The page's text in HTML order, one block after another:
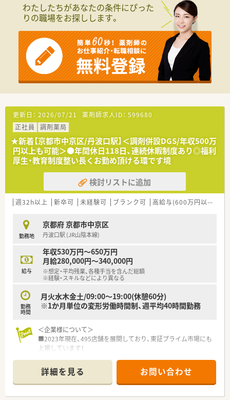
＜ 薬局紹介 ＞
■地下鉄丸太町駅より徒歩5分の好立地！街の雰囲気に合わせた
落ち着いた雰囲気の、大変綺麗でおしゃれな薬局です。
■内科・小児科・皮膚科の処方箋をメインに応需しています！
■幅広い年代の患者様がお越しになられるため、清潔感があり明
るくポップな店内です。
■18時までの開局です！残業時間は月平均10時間と少なめ♪お
仕事おわりの時間も確保できます！
＼ おすすめポイント ／
方、美容皮膚科に携わりたい方にもお勧めです
■完全週休2日制・年間休日112日とプライベートも充実できる
環境です◎
■転居を伴う転勤はございません！腰を据えてご勤務したい方に
もオススメ！
■弊社からのご紹介実績もある、安心の企業様です。ご入職日は
お気軽にご相談ください。
わたしたちがあなたの条件にぴった
りの職場をお探しします。
更新日： 2026/07/21 薬剤師求人ID： 599680
正社員
調剤薬局
★新着【京都市中京区/丹波口駅】＜調剤併設DGS/年収500万
円以上も可能＞●年間休日118日、連続休暇制度あり◎福利
厚生・教育制度整い長くお勤め頂ける環です境
検討リストに追加
週32h以上 新卒可 未経験可 ブランク可 高給与(600万円以上)
勤務地
京都府 京都市中京区
丹波口駅 (JR山陰本線)
給与
年収530万円～650万円
月給280,000円～340,000円
※想定・平均残業、各種手当を含んだ総額
※経験・スキルなどにより異なる
勤務
時間
月火水木金土/09:00～19:00(休憩60分)
※1か月単位の変形労働時間制、週平均40時間勤務
＜企業様について＞
■2023年現在、495店舗を展開しており、東証プライム市場にも
上場しています！
定した経営も魅力的です
■調剤併設化を進めており、新規出店なども積極的に行っていま
す
詳細を見る お問い合わせ